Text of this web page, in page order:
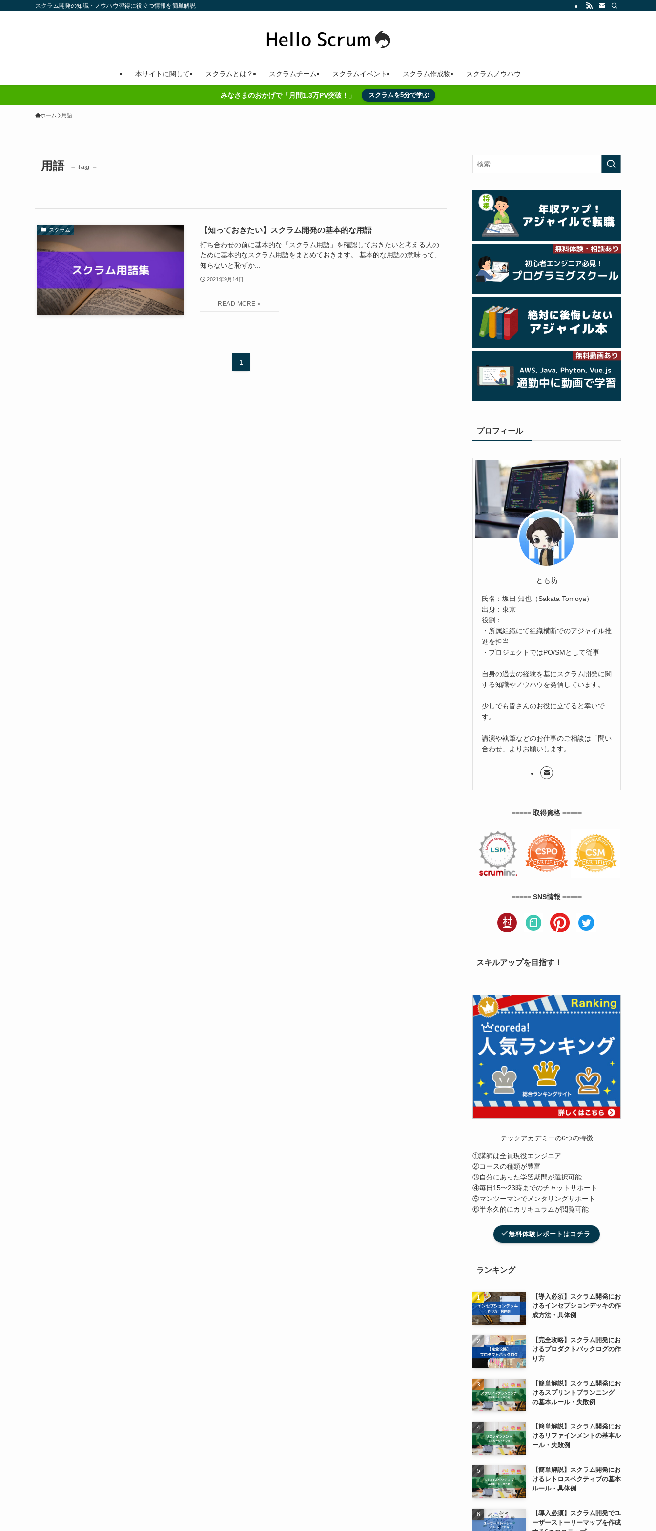
スクラム開発の知識・ノウハウ習得に役立つ情報を簡単解説
本サイトに関して スクラムとは？ スクラムチーム スクラムイベント スクラム作成物 スクラムノウハウ
みなさまのおかげで「月間1.3万PV突破！」 スクラムを5分で学ぶ
ホーム 用語
用語 – tag –
スクラム 【知っておきたい】スクラム開発の基本的な用語
打ち合わせの前に基本的な「スクラム用語」を確認しておきたいと考える人の
ために基本的なスクラム用語をまとめておきます。 基本的な用語の意味って、
知らないと恥ずか...
2021年9月14日
1
プロフィール
とも坊
氏名：坂田 知也（Sakata Tomoya）
出身：東京
役割：
・所属組織にて組織横断でのアジャイル推
進を担当
・プロジェクトではPO/SMとして従事
自身の過去の経験を基にスクラム開発に関
する知識やノウハウを発信しています。
少しでも皆さんのお役に立てると幸いで
す。
講演や執筆などのお仕事のご相談は「問い
合わせ」よりお願いします。
===== 取得資格 =====
===== SNS情報 =====
スキルアップを目指す！
テックアカデミーの6つの特徴
①講師は全員現役エンジニア
②コースの種類が豊富
③自分にあった学習期間が選択可能
④毎日15〜23時までのチャットサポート
⑤マンツーマンでメンタリングサポート
⑥半永久的にカリキュラムが閲覧可能
無料体験レポートはコチラ
ランキング
【導入必須】スクラム開発にお
けるインセプションデッキの作
成方法・具体例
【完全攻略】スクラム開発にお
けるプロダクトバックログの作
り方
【簡単解説】スクラム開発にお
けるスプリントプランニング
の基本ルール・失敗例
【簡単解説】スクラム開発にお
けるリファインメントの基本ル
ール・失敗例
【簡単解説】スクラム開発にお
けるレトロスペクティブの基本
ルール・具体例
【導入必須】スクラム開発でユ
ーザーストーリーマップを作成